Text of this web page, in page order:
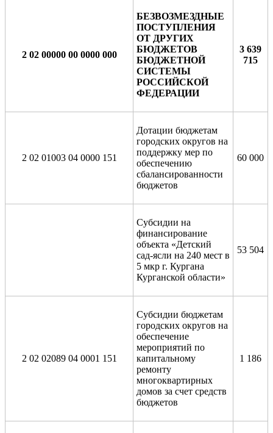
2 02 00000 00 0000 000
БЕЗВОЗМЕЗДНЫЕ
ПОСТУПЛЕНИЯ
ОТ ДРУГИХ
БЮДЖЕТОВ
БЮДЖЕТНОЙ
СИСТЕМЫ
РОССИЙСКОЙ
ФЕДЕРАЦИИ
3 639
715
2 02 01003 04 0000 151
Дотации бюджетам
городских округов на
поддержку мер по
обеспечению
сбалансированности
бюджетов
60 000
Субсидии на
финансирование
объекта «Детский
сад-ясли на 240 мест в
5 мкр г. Кургана
Курганской области»
53 504
2 02 02089 04 0001 151
Субсидии бюджетам
городских округов на
обеспечение
мероприятий по
капитальному
ремонту
многоквартирных
домов за счет средств
бюджетов
1 186